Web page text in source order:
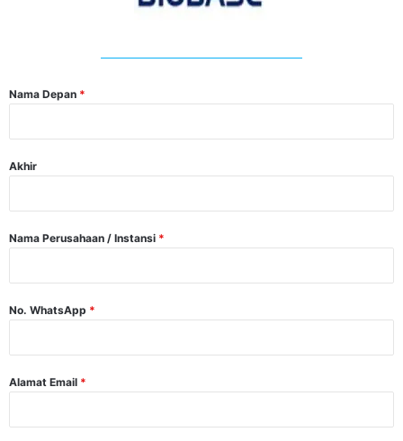
Nama Depan *
Akhir
Nama Perusahaan / Instansi *
No. WhatsApp *
Alamat Email *